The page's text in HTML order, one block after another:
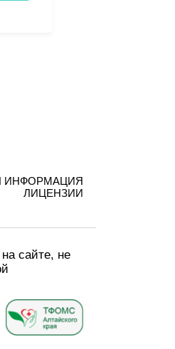
ИНФОРМАЦИЯ
ЛИЦЕНЗИИ
сайте, не